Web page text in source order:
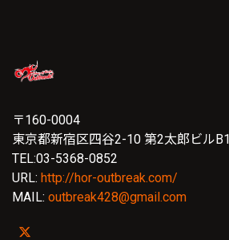
〒160-0004
東京都新宿区四谷2-10 第2太郎ビルB1
TEL:03-5368-0852
URL: http://hor-outbreak.com/
MAIL: outbreak428@gmail.com